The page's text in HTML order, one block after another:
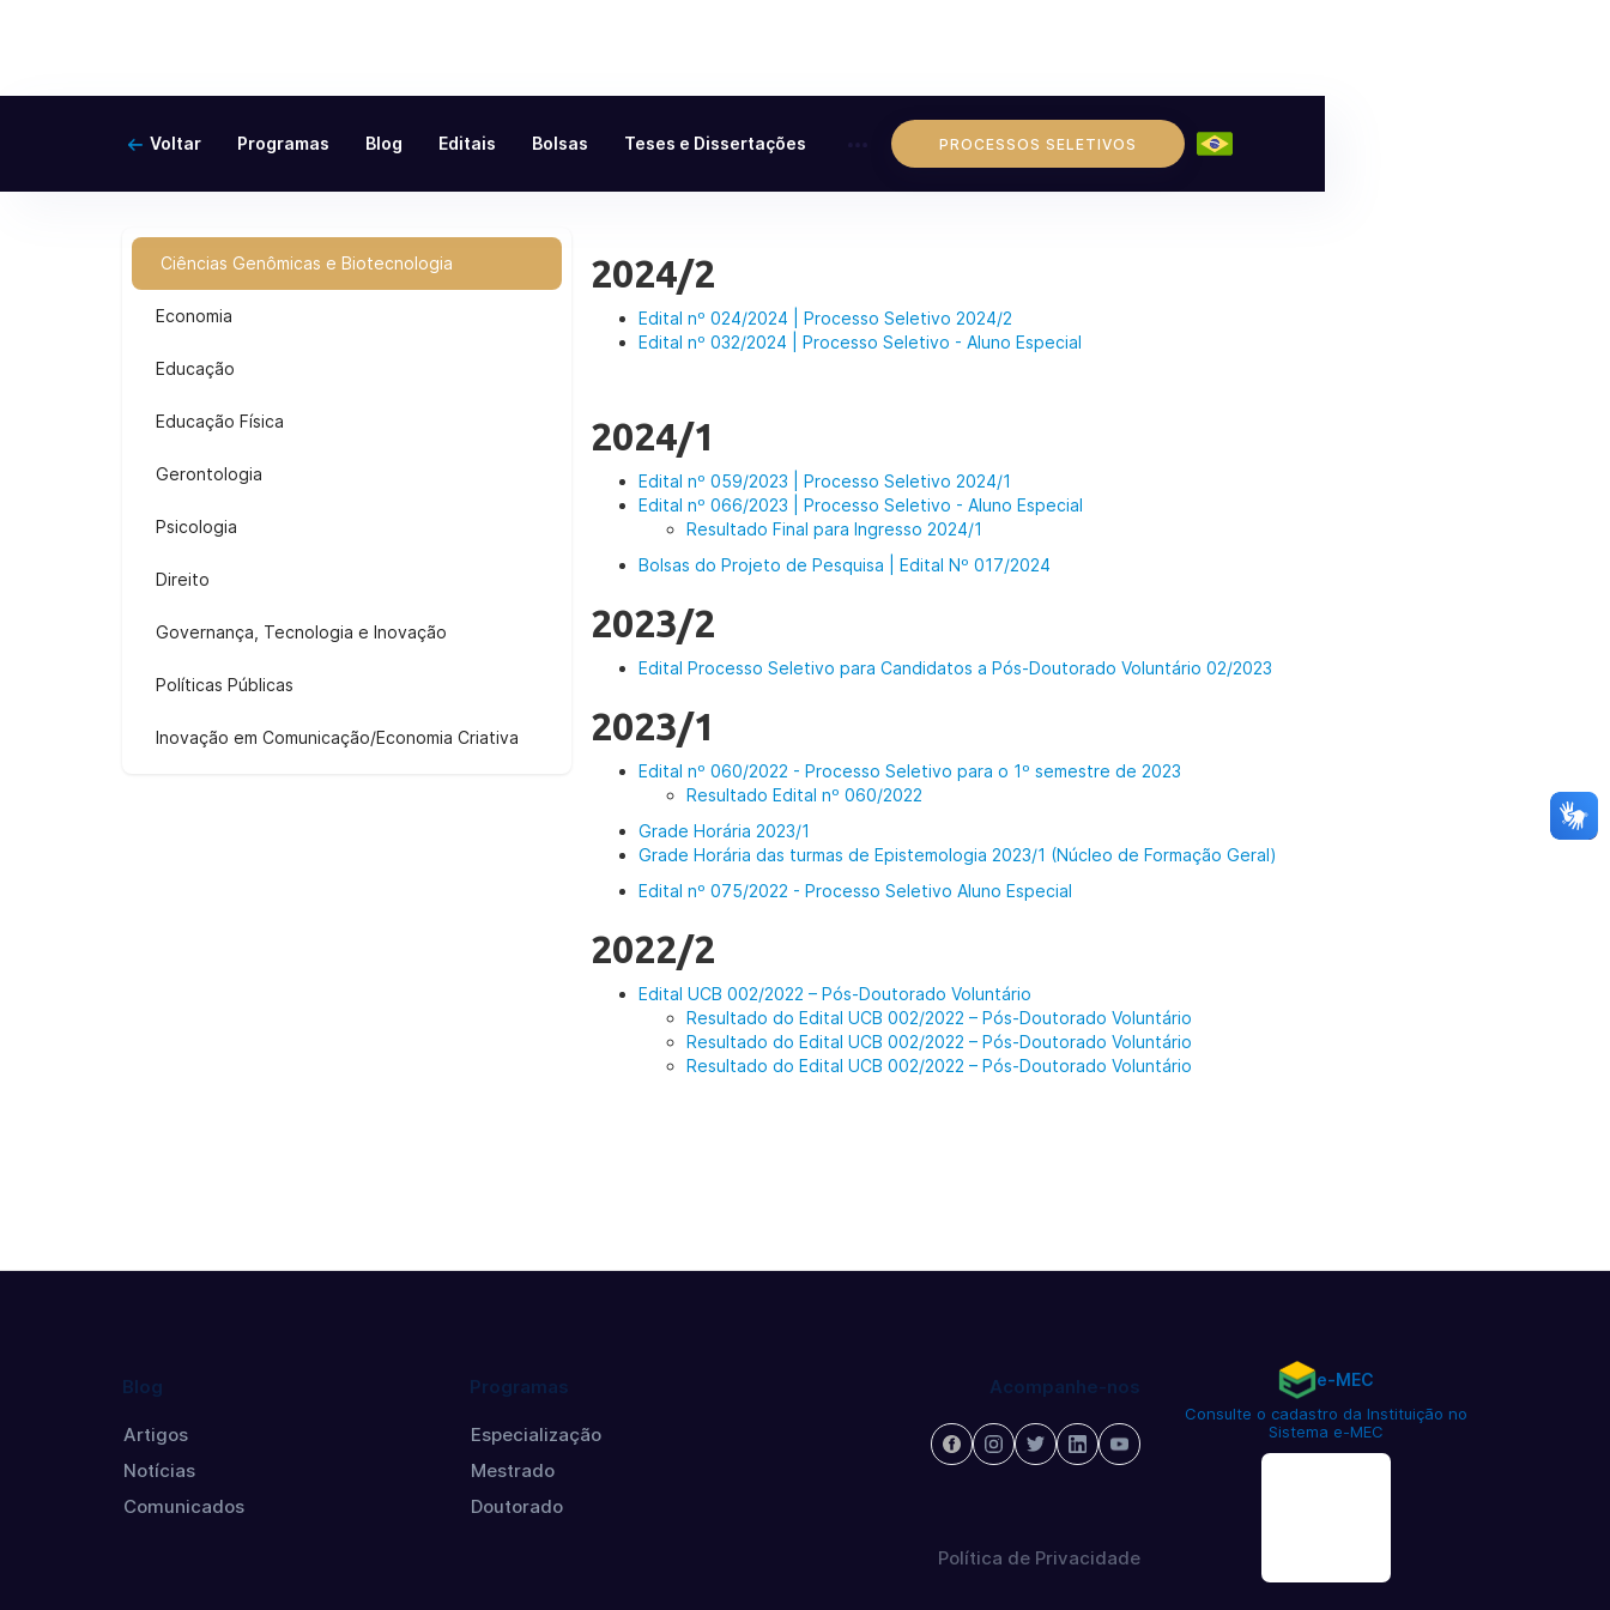
Voltar Programas Blog Editais Bolsas Teses e Dissertações PROCESSOS SELETIVOS
Ciências Genômicas e Biotecnologia
Economia
Educação
Educação Física
Gerontologia
Psicologia
Direito
Governança, Tecnologia e Inovação
Políticas Públicas
Inovação em Comunicação/Economia Criativa
2024/2
Edital nº 024/2024 | Processo Seletivo 2024/2
Edital nº 032/2024 | Processo Seletivo - Aluno Especial
2024/1
Edital nº 059/2023 | Processo Seletivo 2024/1
Edital nº 066/2023 | Processo Seletivo - Aluno Especial
Resultado Final para Ingresso 2024/1
Bolsas do Projeto de Pesquisa | Edital Nº 017/2024
2023/2
Edital Processo Seletivo para Candidatos a Pós-Doutorado Voluntário 02/2023
2023/1
Edital nº 060/2022 - Processo Seletivo para o 1º semestre de 2023
Resultado Edital nº 060/2022
Grade Horária 2023/1
Grade Horária das turmas de Epistemologia 2023/1 (Núcleo de Formação Geral)
Edital nº 075/2022 - Processo Seletivo Aluno Especial
2022/2
Edital UCB 002/2022 – Pós-Doutorado Voluntário
Resultado do Edital UCB 002/2022 – Pós-Doutorado Voluntário
Resultado do Edital UCB 002/2022 – Pós-Doutorado Voluntário
Resultado do Edital UCB 002/2022 – Pós-Doutorado Voluntário
Blog
Artigos
Notícias
Comunicados
Programas
Especialização
Mestrado
Doutorado
Acompanhe-nos
Política de Privacidade
e-MEC
Consulte o cadastro da Instituição no
Sistema e-MEC